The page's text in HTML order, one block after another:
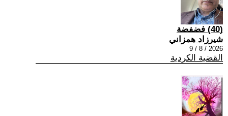
(40) فضفضة
شيرزاد همزاني
2026 / 8 / 9
القضية الكردية